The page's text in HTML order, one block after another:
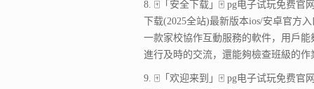
8. 🀄「安全下载」🀄 pg电子试玩免费
下载(2025全站)最新版本ios/安卓官方
一款家校協作互動服務的軟件，用戶
進行及時的交流，還能夠檢查班級的
9. 🀄「欢迎来到」🀄 pg电子试玩免费